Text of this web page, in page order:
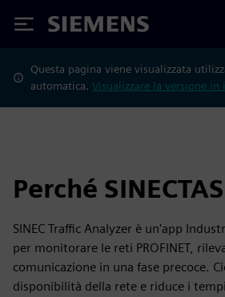
Siemens
Questa pagina viene visualizzata
automatica.Visualizzare la versione in
Perché
SINEC Traffic Analyzer è un'app
per monitorare le reti PROFINET,
comunicazione in una fase precoce.
disponibilità della rete e riduce i